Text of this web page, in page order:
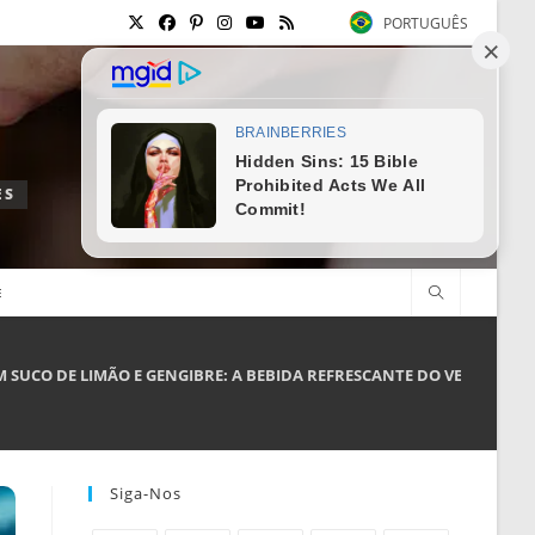
PORTUGUÊS
SUCO DE LIMÃO E GENGIBRE: A BEBIDA REFRESCANTE DO VERÃO
Siga-Nos